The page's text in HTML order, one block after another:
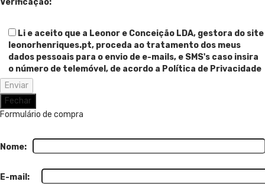
Verificação:
Li e aceito que a Leonor e Conceição LDA, gestora do site
leonorhenriques.pt, proceda ao tratamento dos meus
dados pessoais para o envio de e-mails, e SMS's caso insira
o número de telemóvel, de acordo a Política de Privacidade
Fechar
Formulário de compra
Nome:
E-mail: